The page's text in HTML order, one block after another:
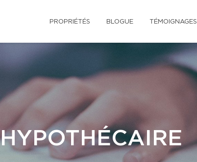
PROPRIÉTÉS BLOGUE TÉMOIGNAGES